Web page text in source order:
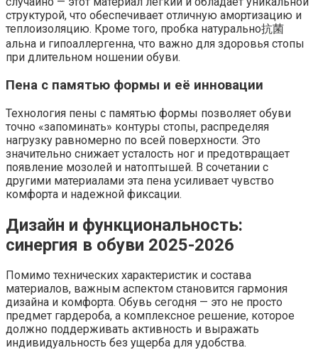
структурой, что обеспечивает отличную амортизацию и
теплоизоляцию. Кроме того, пробка натурально抗菌
альна и гипоаллергенна, что важно для здоровья стопы
при длительном ношении обуви.
Пена с памятью формы и её инновации
Технология пены с памятью формы позволяет обуви
точно «запоминать» контуры стопы, распределяя
нагрузку равномерно по всей поверхности. Это
значительно снижает усталость ног и предотвращает
появление мозолей и натоптышей. В сочетании с
другими материалами эта пена усиливает чувство
комфорта и надежной фиксации.
Дизайн и функциональность:
синергия в обуви 2025-2026
Помимо технических характеристик и состава
материалов, важным аспектом становится гармония
дизайна и комфорта. Обувь сегодня — это не просто
предмет гардероба, а комплексное решение, которое
должно поддерживать активность и выражать
индивидуальность без ущерба для удобства.